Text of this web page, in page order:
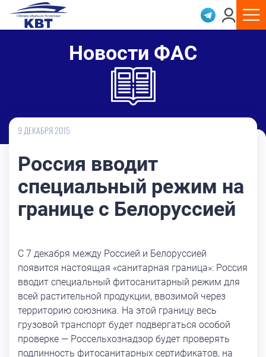
Новости ФАС
9 ДЕКАБРЯ 2015
Россия вводит
специальный режим на
границе с Белоруссией
С 7 декабря между Россией и Белоруссией
появится настоящая «санитарная граница»: Россия
вводит специальный фитосанитарный режим для
всей растительной продукции, ввозимой через
территорию союзника. На этой границу весь
грузовой транспорт будет подвергаться особой
проверке — Россельхознадзор будет проверять
подлинность фитосанитарных сертификатов, на